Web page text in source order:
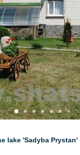
lake 'Sadyba Prystan'